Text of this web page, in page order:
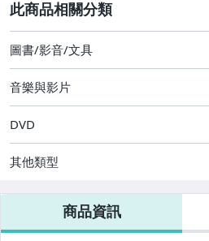
其它
圖書/影音/文具
音樂與影片
DVD
其他類型
商品資訊